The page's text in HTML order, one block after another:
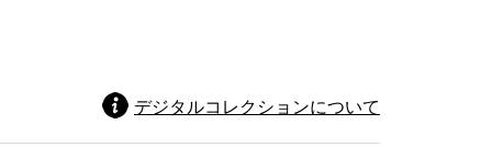
デジタルコレクションについて